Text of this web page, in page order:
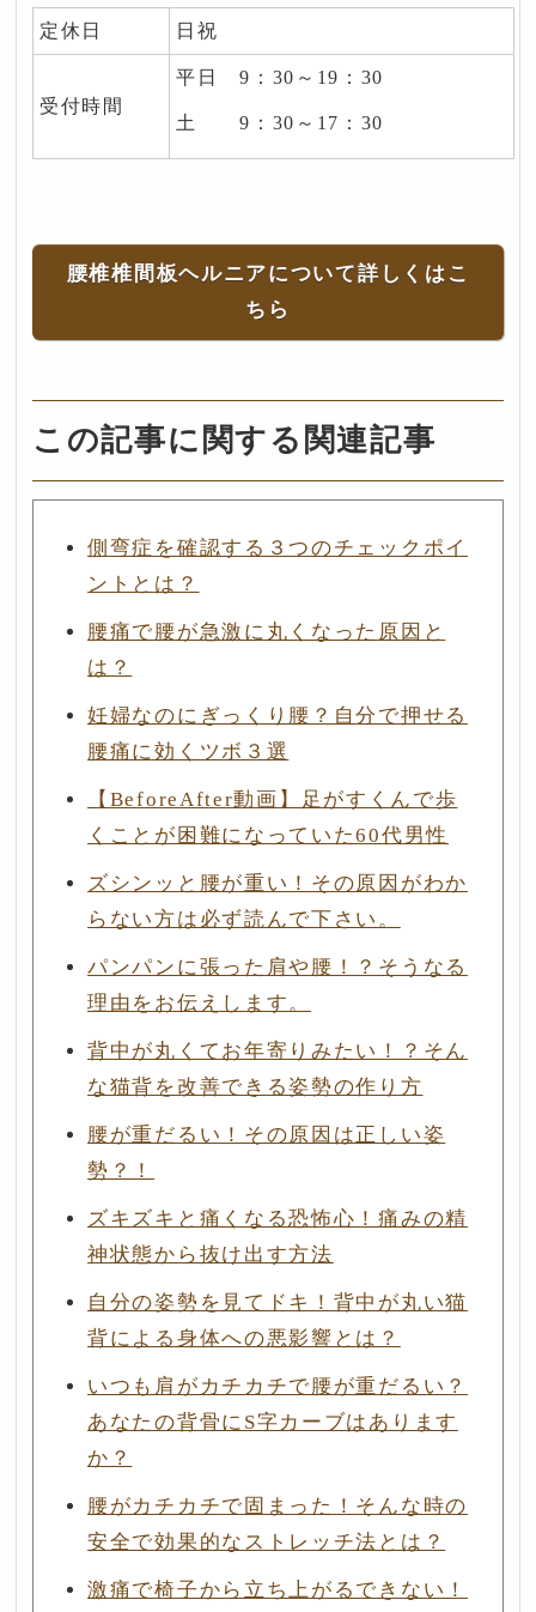
定休日 日祝
受付時間
平日 9 ：30～19：30
土 9：30～17：30
腰椎椎間板ヘルニアについて詳しくはこ
ちら
この記事に関する関連記事
側弯症を確認する３つのチェックポイ
ントとは？
腰痛で腰が急激に丸くなった原因と
は？
妊婦なのにぎっくり腰？自分で押せる
腰痛に効くツボ３選
【BeforeAfter動画】足がすくんで歩
くことが困難になっていた60代男性
ズシンッと腰が重い！その原因がわか
らない方は必ず読んで下さい。
パンパンに張った肩や腰！？そうなる
理由をお伝えします。
背中が丸くてお年寄りみたい！？そん
な猫背を改善できる姿勢の作り方
腰が重だるい！その原因は正しい姿
勢？！
ズキズキと痛くなる恐怖心！痛みの精
神状態から抜け出す方法
自分の姿勢を見てドキ！背中が丸い猫
背による身体への悪影響とは？
いつも肩がカチカチで腰が重だるい？
あなたの背骨にS字カーブはあります
か？
腰がカチカチで固まった！そんな時の
安全で効果的なストレッチ法とは？
激痛で椅子から立ち上がるできない！